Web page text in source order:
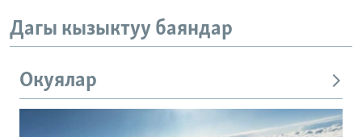
Дагы кызыктуу баяндар
Окуялар